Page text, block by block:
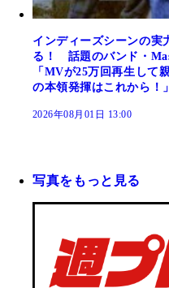
インディーズシーンの実
る！ 話題のバンド・
「MVが25万回再生して
の本領発揮はこれから！」
2026年08月01日 13:00
写真をもっと見る